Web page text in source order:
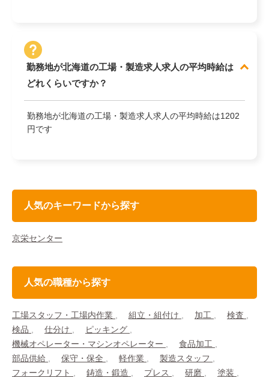
勤務地が北海道の工場・製造求人求人の平均時給は
どれくらいですか？
勤務地が北海道の工場・製造求人求人の平均時給は1202
円です
人気のキーワードから探す
京栄センター
人気の職種から探す
工場スタッフ・工場内作業 組立・組付け 加工
検査
検品
仕分け
ピッキング
機械オペレーター・マシンオペレーター
食品加工
部品供給
保守・保全 軽作業
製造スタッフ
フォークリフト
鋳造・鍛造 プレス 研磨
塗装